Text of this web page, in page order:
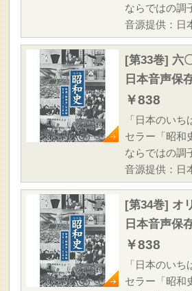
ならではの
音源提供：
[第33巻] 六
日本音声保
￥838
「日本のい
セラー「昭和
ならではの
音源提供：
[第34巻] オ
日本音声保
￥838
「日本のい
セラー「昭和